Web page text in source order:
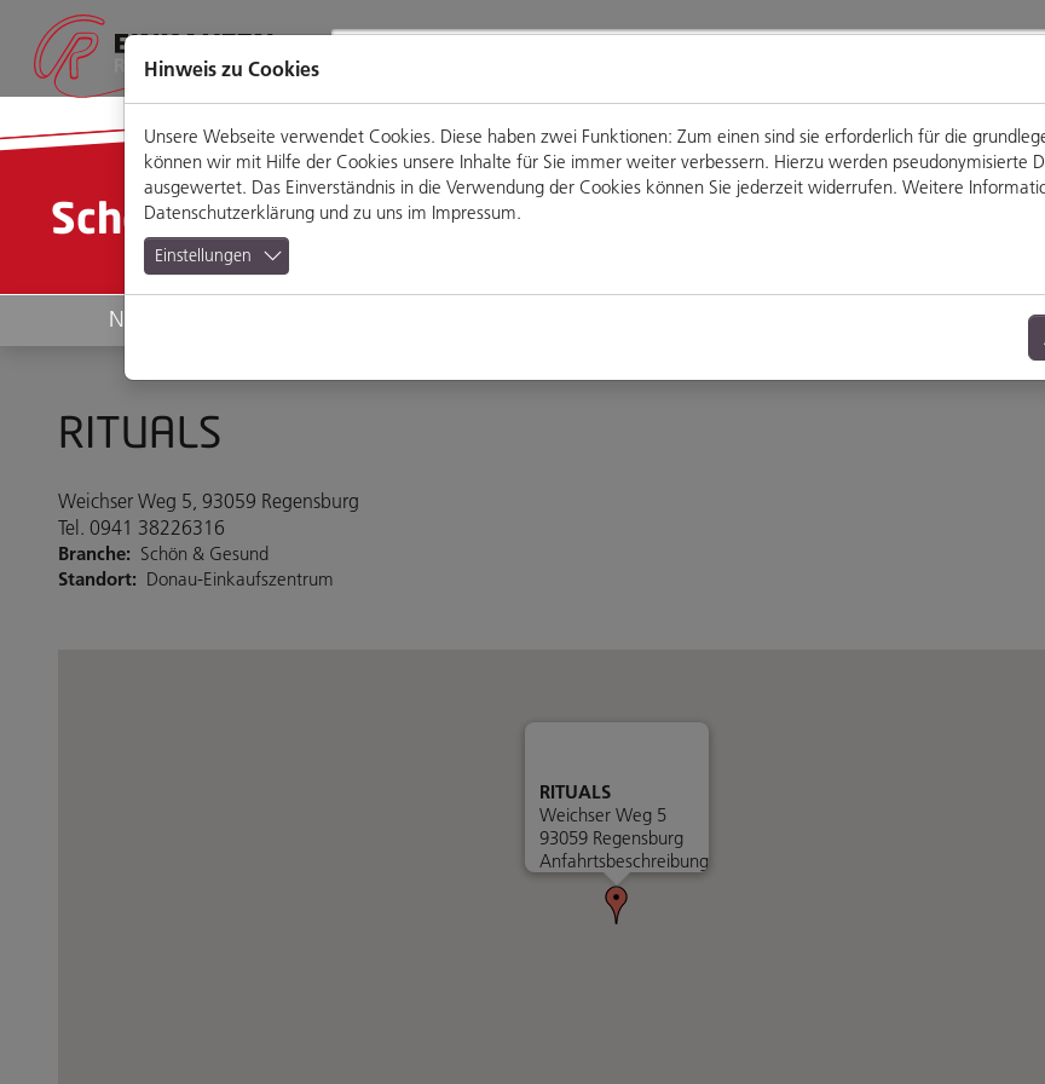
Seiteninhalt
Hauptmenü
Footermenü
Website-
Suche
Schön & Gesund
News Veranstaltungen
RITUALS
Weichser Weg 5, 93059 Regensburg
Tel. 0941 38226316
Branche: Schön & Gesund
Standort: Donau-Einkaufszentrum
RITUALS
Weichser Weg 5
93059 Regensburg
Anfahrtsbeschreibung
Hinweis zu Cookies
Unsere Webseite verwendet Cookies. Diese haben zwei Funktionen: Zum einen sind sie erforderlich für die
können wir mit Hilfe der Cookies unsere Inhalte für Sie immer weiter verbessern. Hierzu werden pseudonymisierte
ausgewertet. Das Einverständnis in die Verwendung der Cookies können Sie jederzeit widerrufen. Weitere
Datenschutzerklärung und zu uns im Impressum.
Einstellungen